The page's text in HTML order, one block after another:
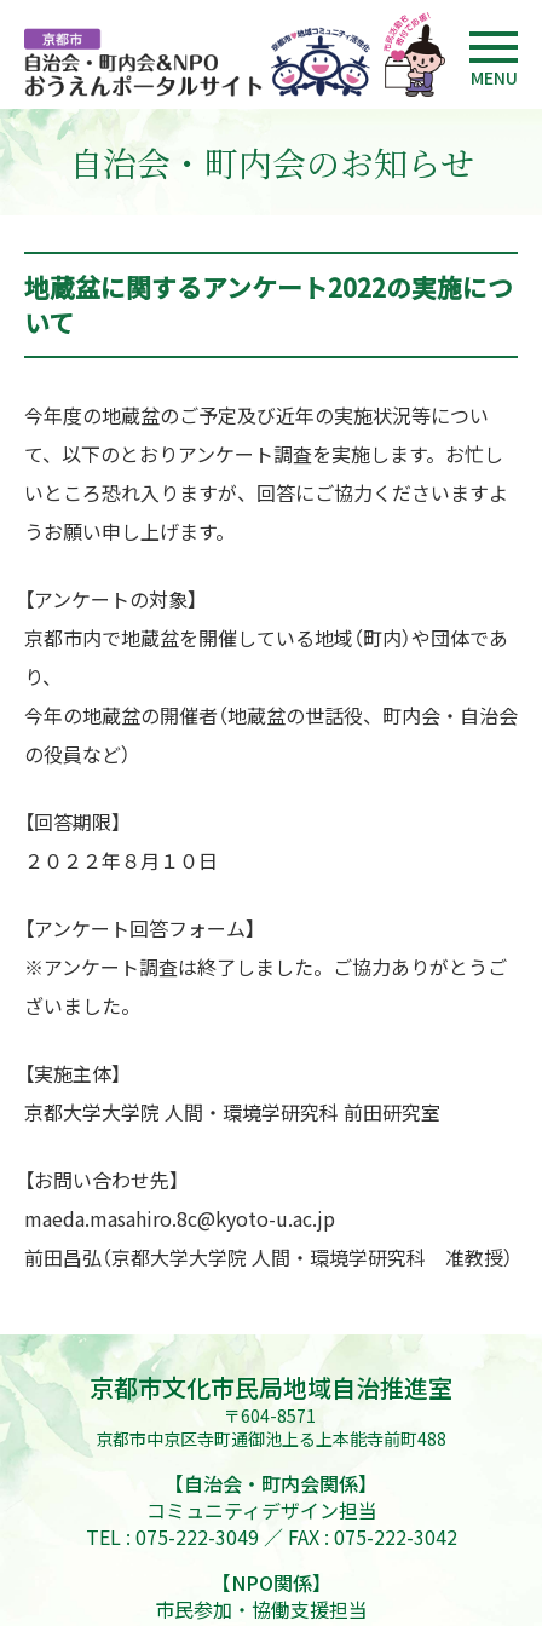
MENU
自治会・町内会のお知らせ
地蔵盆に関するアンケート2022の実施につ
いて
今年度の地蔵盆のご予定及び近年の実施状況等につい
て、以下のとおりアンケート調査を実施します。お忙し
いところ恐れ入りますが、回答にご協力くださいますよ
うお願い申し上げます。
【アンケートの対象】
京都市内で地蔵盆を開催している地域（町内）や団体であ
り、
今年の地蔵盆の開催者（地蔵盆の世話役、町内会・自治会
の役員など）
【回答期限】
２０２２年８月１０日
【アンケート回答フォーム】
※アンケート調査は終了しました。ご協力ありがとうご
ざいました。
【実施主体】
京都大学大学院 人間・環境学研究科 前田研究室
【お問い合わせ先】
maeda.masahiro.8c@kyoto-u.ac.jp
前田昌弘（京都大学大学院 人間・環境学研究科 准教授）
京都市文化市民局地域自治推進室
〒604-8571
京都市中京区寺町通御池上る上本能寺前町488
【自治会・町内会関係】
コミュニティデザイン担当
TEL : 075-222-3049 ／ FAX : 075-222-3042
【NPO関係】
市民参加・協働支援担当